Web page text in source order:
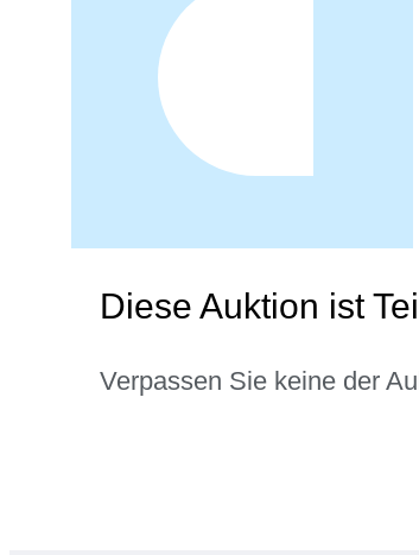
Diese Auktion ist
Verpassen Sie keine der